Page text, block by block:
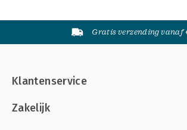
Gratis verzending vanaf
Klantenservice
Zakelijk